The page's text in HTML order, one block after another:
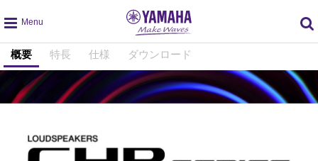
global
navigation
概要 特長 仕様 ダウンロード